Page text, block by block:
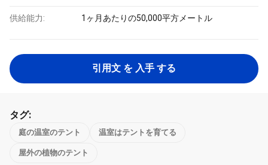
供給能力: 1ヶ月あたりの50,000平方メートル
引用文 を 入手 する
タグ:
庭の温室のテント 温室はテントを育てる
屋外の植物のテント